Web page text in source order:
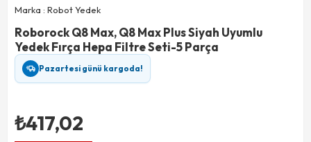
Marka : Robot Yedek
Roborock Q8 Max, Q8 Max Plus Siyah Uyumlu
Yedek Fırça Hepa Filtre Seti-5 Parça
Pazartesi günü kargoda!
₺417,02